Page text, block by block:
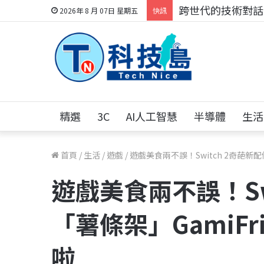
2026年 8 月 07日 星期五 快訊 跨世代的技術對
精選 3C AI人工智慧 半導體 生活
首頁 / 生活 / 遊戲 / 遊戲美食兩不誤！Switch 2奇葩新
遊戲美食兩不誤！
「薯條架」
啦